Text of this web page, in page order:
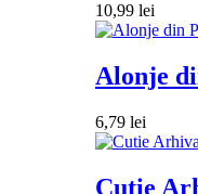
10,99 lei
Alonje
6,79 lei
Cutie